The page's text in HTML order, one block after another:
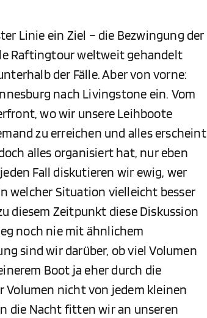
Linie ein Ziel – die Bezwingung der
Raftingtour weltweit gehandelt
der Fälle. Aber von vorne:
nach Livingstone ein. Vom
wo wir unsere Leihboote
zu erreichen und alles erscheint
alles organisiert hat, nur eben
Fall diskutieren wir ewig, wer
welcher Situation vielleicht besser
diesem Zeitpunkt diese Diskussion
noch nie mit ähnlichem
sind wir darüber, ob viel Volumen
Boot ja eher durch die
nicht von jedem kleinen
die Nacht fitten wir an unseren